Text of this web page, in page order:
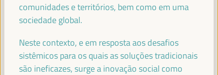
Alcalde - Cidade de SevilhaEspaña
comunidades e territórios, bem como em uma
sociedade global.
Neste contexto, e em resposta aos desafios
sistêmicos para os quais as soluções tradicionais
são ineficazes, surge a inovação social como